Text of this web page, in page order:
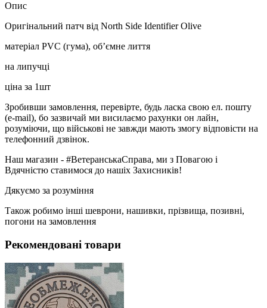
Опис
Оригінальний патч від North Side Identifier Olive
матеріал PVC (гума), об’ємне лиття
на липучці
ціна за 1шт
Зробивши замовлення, перевірте, будь ласка свою ел. пошту
(e-mail), бо зазвичай ми висилаємо рахунки он лайн,
розуміючи, що військові не завжди мають змогу відповісти на
телефонний дзвінок.
Наш магазин - #ВетеранськаСправа, ми з Повагою і
Вдячністю ставимося до нашіх Захисників!
Дякуємо за розуміння
Також робимо інші шеврони, нашивки, прізвища, позивні,
погони на замовлення
Рекомендовані товари